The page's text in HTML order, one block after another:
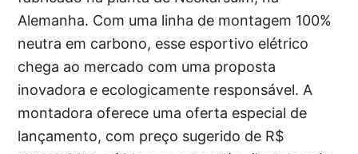
Alemanha. Com uma linha de montagem 100%
neutra em carbono, esse esportivo elétrico
chega ao mercado com uma proposta
inovadora e ecologicamente responsável. A
montadora oferece uma oferta especial de
lançamento, com preço sugerido de R$